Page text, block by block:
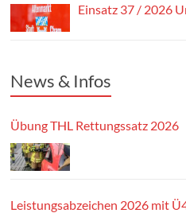
Einsatz 37 / 2026
News & Infos
Übung THL Rettungssatz 2026
Leistungsabzeichen 2026 mit